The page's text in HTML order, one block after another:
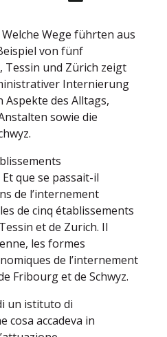
Wege führten aus
von fünf
und Zürich zeigt
Internierung
des Alltags,
sowie die
que se passait-il
de l’internement
de cinq établissements
et de Zurich. Il
les formes
de l’internement
Fribourg et de Schwyz.
un istituto di
cosa accadeva in